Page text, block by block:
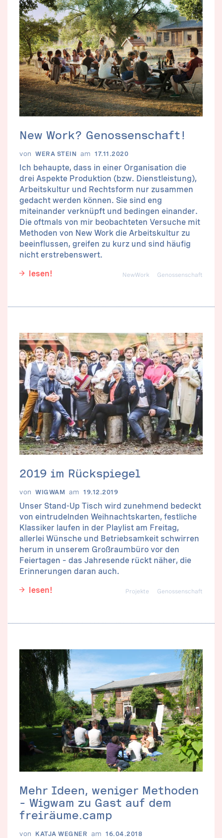
New Work? Genossenschaft!
von WERA STEIN am 17.11.2020
Ich behaupte, dass in einer Organisation die
drei Aspekte Produktion (bzw. Dienstleistung),
Arbeitskultur und Rechtsform nur zusammen
gedacht werden können. Sie sind eng
miteinander verknüpft und bedingen einander.
Die oftmals von mir beobachteten Versuche mit
Methoden von New Work die Arbeitskultur zu
beeinflussen, greifen zu kurz und sind häufig
nicht erstrebenswert.
lesen!
Genossenschaft
NewWork
2019 im Rückspiegel
von WIGWAM am 19.12.2019
Unser Stand-Up Tisch wird zunehmend bedeckt
von eintrudelnden Weihnachtskarten, festliche
Klassiker laufen in der Playlist am Freitag,
allerlei Wünsche und Betriebsamkeit schwirren
herum in unserem Großraumbüro vor den
Feiertagen – das Jahresende rückt näher, die
Erinnerungen daran auch.
lesen!
Genossenschaft
Projekte
Mehr Ideen, weniger Methoden
– Wigwam zu Gast auf dem
freiräume.camp
von KATJA WEGNER am 16.04.2018